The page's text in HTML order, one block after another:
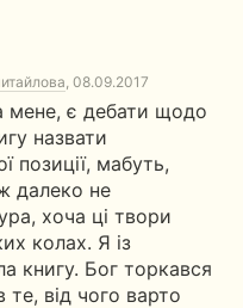
, 08.09.2017
мене, є дебати щодо
назвати
позиції, мабуть,
далеко не
хоча ці твори
колах. Я із
книгу. Бог торкався
від чого варто